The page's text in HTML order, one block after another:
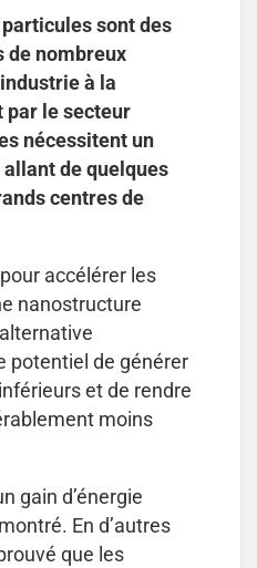
sont des
de nombreux
à la
par le secteur
nécessitent un
de quelques
centres de
accélérer les
nanostructure
potentiel de générer
et de rendre
moins
gain d’énergie
En d’autres
que les